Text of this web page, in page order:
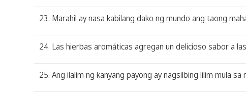
23. Marahil ay nasa kabilang dako ng mundo ang taong
24. Las hierbas aromáticas agregan un delicioso sabor a
25. Ang ilalim ng kanyang payong ay nagsilbing lilim mula sa